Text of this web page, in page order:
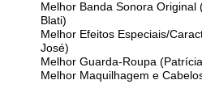
Melhor Banda Sonora Original
Blati)
Melhor Efeitos Especiais/
José)
Melhor Guarda-Roupa
Melhor Maquilhagem e